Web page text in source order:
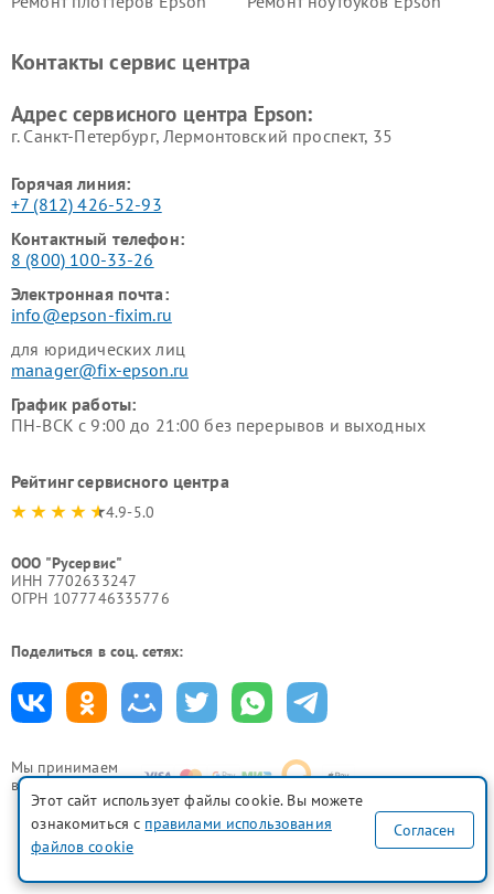
Мы принимаем
все формы оплаты
Контакты сервис центра
Адрес сервисного центра Epson:
г. Санкт-Петербург, Лермонтовский проспект, 35
Горячая линия:
+7 (812) 426-52-93
Контактный телефон:
8 (800) 100-33-26
Электронная почта:
info@epson-fixim.ru
для юридических лиц
manager@fix-epson.ru
График работы:
ПН-ВСК с 9:00 до 21:00 без перерывов и выходных
Рейтинг сервисного центра
4.9-5.0
ООО "Русервис"
ИНН 7702633247
ОГРН 1077746335776
Поделиться в соц. сетях:
Этот сайт использует файлы cookie. Вы можете
ознакомиться с правилами использования
файлов cookie
Согласен